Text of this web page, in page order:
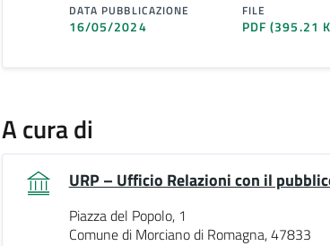
DATA PUBBLICAZIONE
16/05/2024
FILE
PDF(395.21
A cura di
URP – Ufficio Relazioni con il
Piazza del Popolo, 1
Comune di Morciano di Romagna, 47833